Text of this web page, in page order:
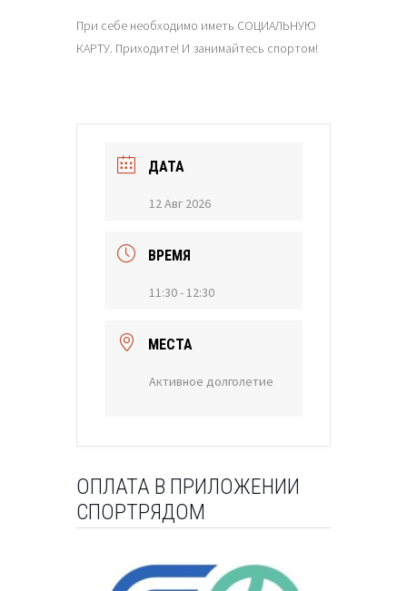
При себе необходимо иметь СОЦИАЛЬНУЮ
КАРТУ. Приходите! И занимайтесь спортом!
ДАТА
12 Авг 2026
ВРЕМЯ
11:30 - 12:30
МЕСТА
Активное долголетие
ОПЛАТА В ПРИЛОЖЕНИИ
СПОРТРЯДОМ